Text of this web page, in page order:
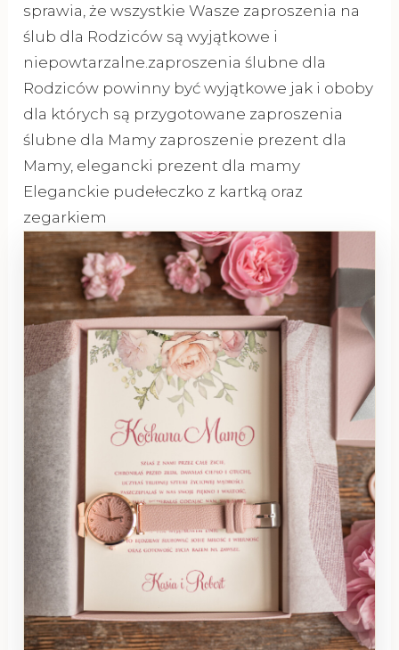
sprawia, że wszystkie Wasze zaproszenia na
ślub dla Rodziców są wyjątkowe i
niepowtarzalne.zaproszenia ślubne dla
Rodziców powinny być wyjątkowe jak i oboby
dla których są przygotowane zaproszenia
ślubne dla Mamy zaproszenie prezent dla
Mamy, elegancki prezent dla mamy
Eleganckie pudełeczko z kartką oraz
zegarkiem